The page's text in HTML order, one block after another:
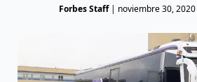
Forbes Staff| noviembre 30,